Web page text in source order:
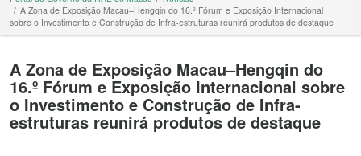
A Zona de Exposição Macau–Hengqin do 16.º Fórum e Exposição Internacional
sobre o Investimento e Construção de Infra-estruturas reunirá produtos de destaque
A Zona de Exposição Macau–Hengqin do
16.º Fórum e Exposição Internacional sobre
o Investimento e Construção de Infra-
estruturas reunirá produtos de destaque